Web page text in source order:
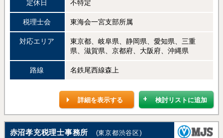
定休日 不特定
税理士会 東海会一宮支部所属
対応エリア
東京都、岐阜県、静岡県、愛知県、三重
県、滋賀県、京都府、大阪府、沖縄県
路線 名鉄尾西線森上
検討リストに追加
詳細を表示する
赤沼孝充税理士事務所 (東京都渋谷区)